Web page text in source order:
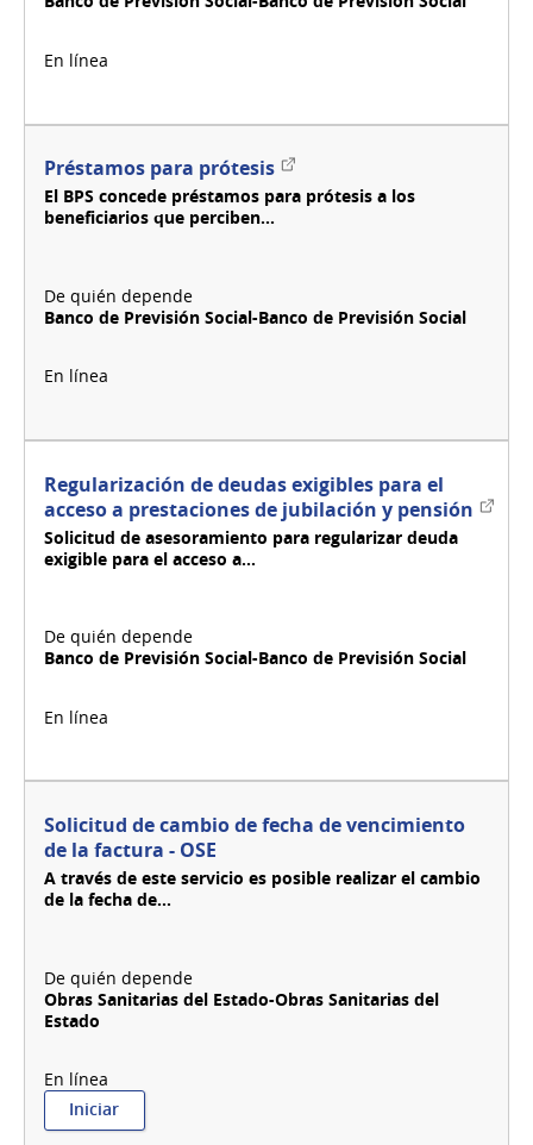
Simple)
Préstamos para prótesisEnlace
externo
El BPS concede préstamos para prótesis a los
beneficiarios que perciben...
Banco de Previsión Social-Banco de Previsión Social
Regularización de deudas exigibles para el
acceso a prestaciones de jubilación y pensión Enlace
Solicitud de asesoramiento para regularizar deuda
exigible para el acceso a...
Banco de Previsión Social-Banco de Previsión Social
Solicitud de cambio de fecha de vencimiento
de la factura - OSE
A través de este servicio es posible realizar el cambio
de la fecha de...
Obras Sanitarias del Estado-Obras Sanitarias del
Estado
Iniciar:
Solicitud